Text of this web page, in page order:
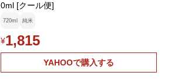
0ml [クール便]
720ml 純米
¥1,815
YAHOOで購入する